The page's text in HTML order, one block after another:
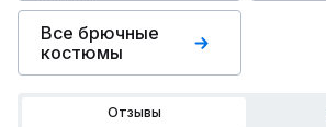
Все брючные
костюмы
Отзывы